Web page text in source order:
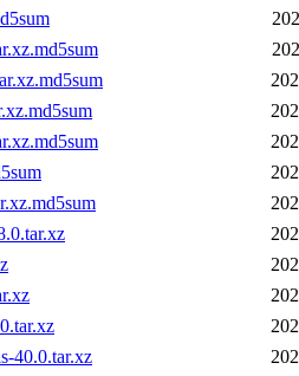
40.0.tar.xz